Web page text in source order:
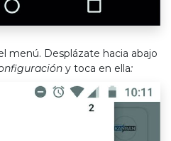
menú. Desplázate hacia abajo
y toca en ella: